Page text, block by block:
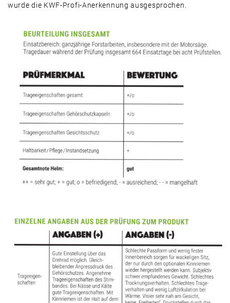
wurde die KWF-Profi-Anerkennung ausgesprochen.